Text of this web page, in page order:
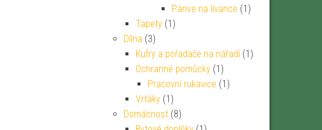
Pánve na lívance (1)
Tapety (1)
Dílna (3)
Kufry a pořadače na nářadí (1)
Ochranné pomůcky (1)
Pracovní rukavice (1)
Vrtáky (1)
Domácnost (8)